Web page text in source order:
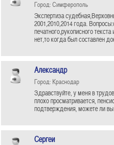
Город: Симферополь
Экспертиза
2001,2010,2014 года.
печатного,рукописного
нет,то когда был составлен
Александр
Город: Краснодар
Здравствуйте, у меня в
плохо просматривается,
подтверждения, можете ли вы
Сергеи